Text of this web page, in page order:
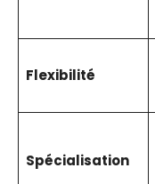
Flexibilité
Spécialisation